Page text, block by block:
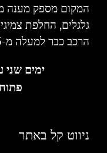
המקום מספק מענה
גלגלים, החלפת
הרכב כבר למעלה מ-35 שנים.
ימים שני עד
ניווט קל באתר